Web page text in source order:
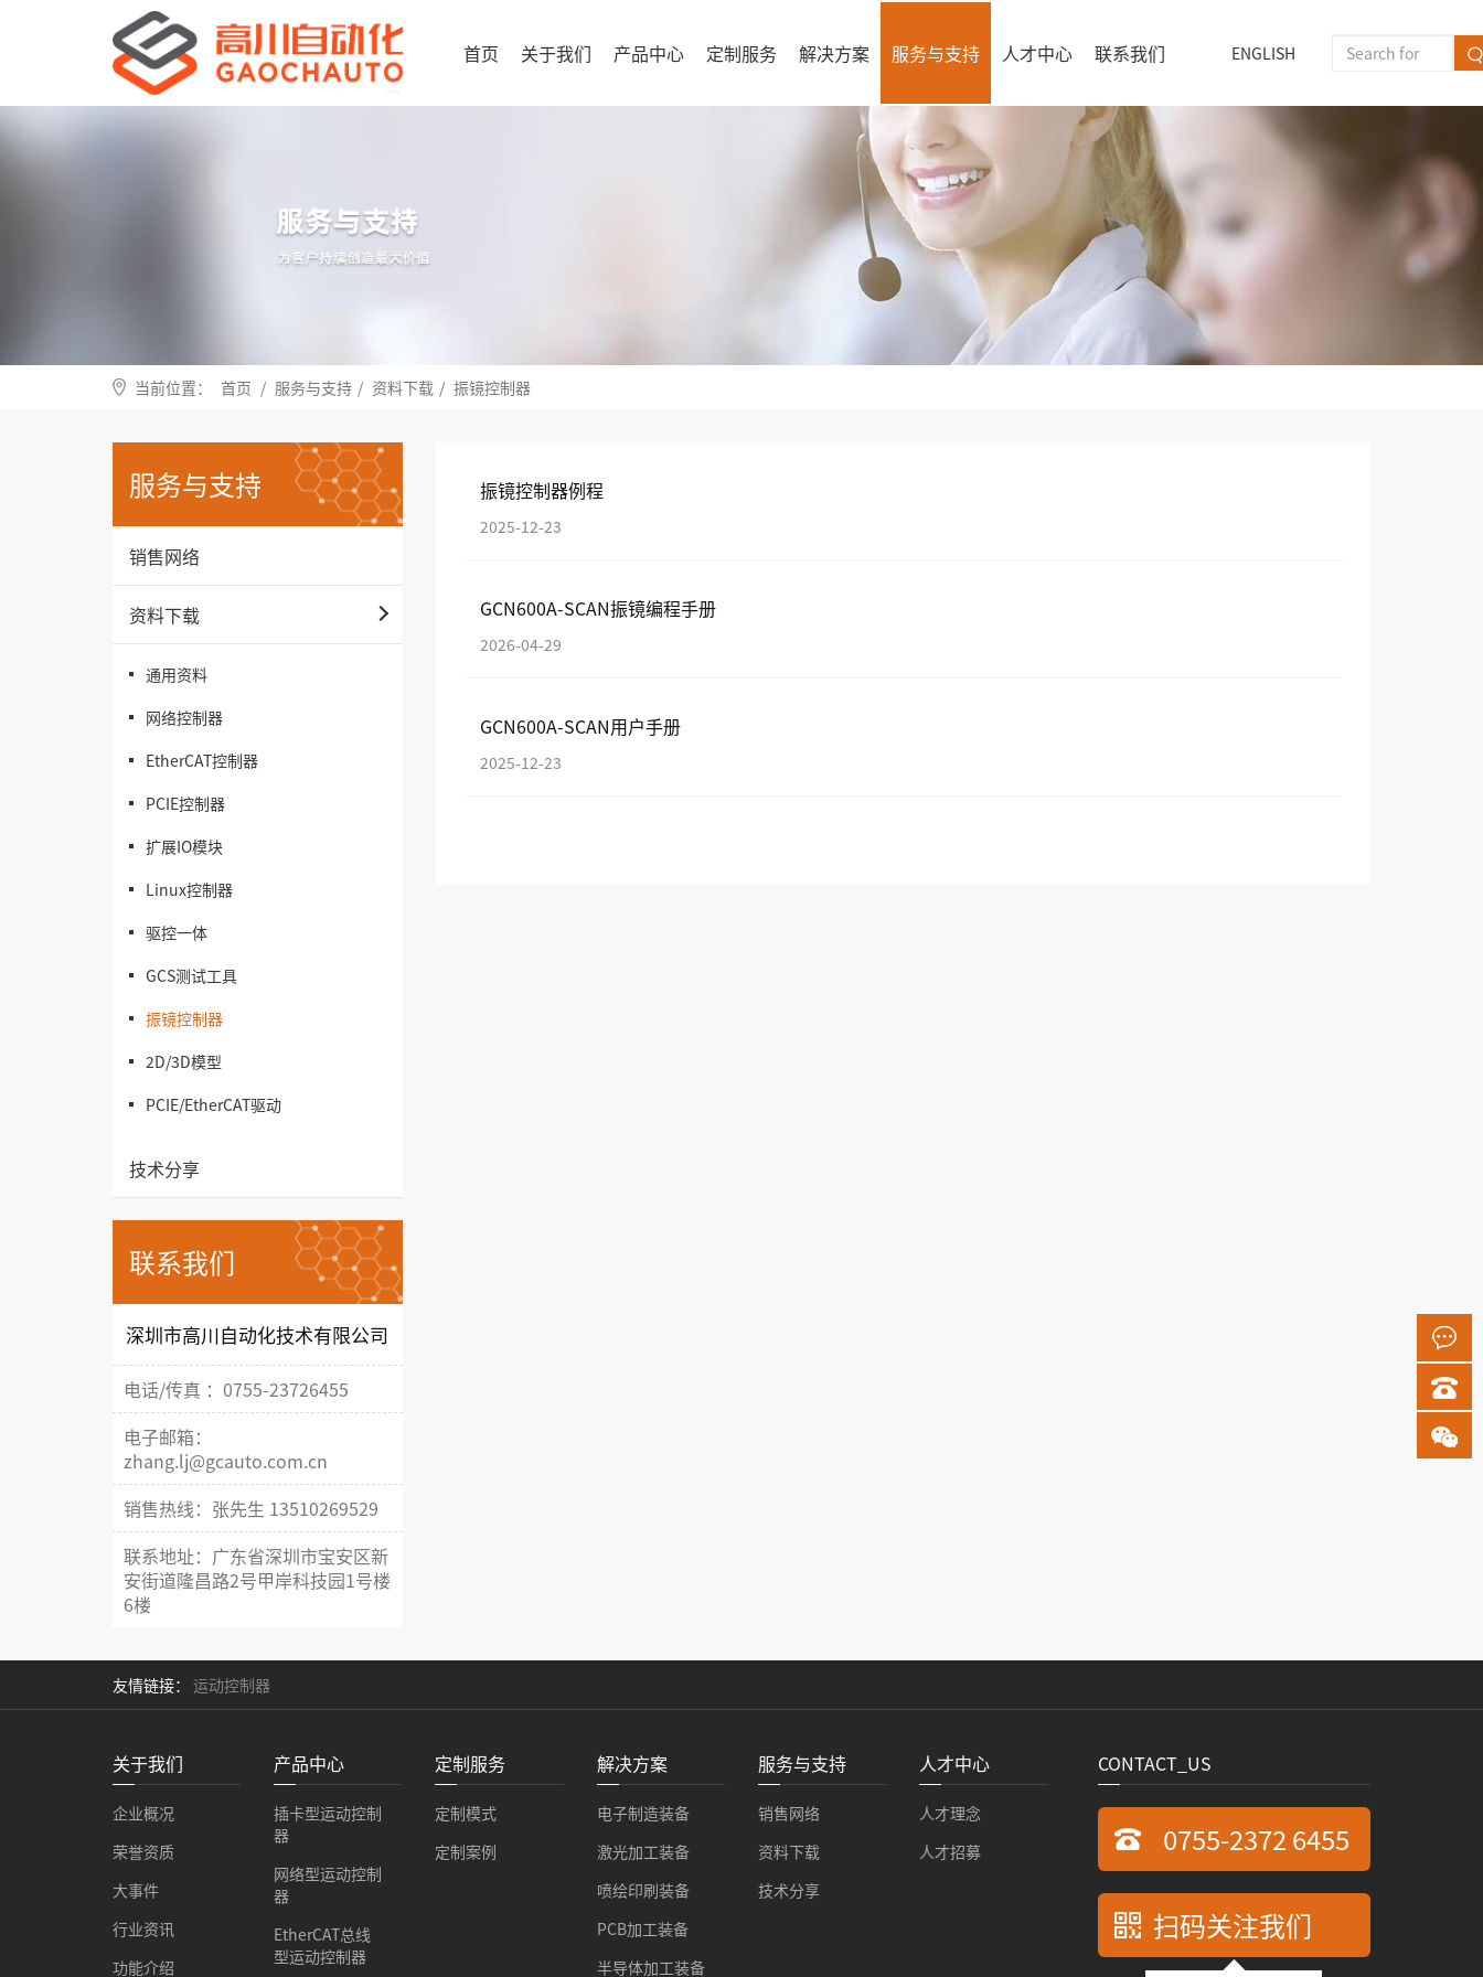
首页 关于我们 产品中心 定制服务 解决方案 服务与支持 人才中心 联系我们 ENGLISH
当前位置： 首页 / 服务与支持 / 资料下载 / 振镜控制器
服务与支持
销售网络
资料下载
通用资料
网络控制器
EtherCAT控制器
PCIE控制器
扩展IO模块
Linux控制器
驱控一体
GCS测试工具
振镜控制器
2D/3D模型
PCIE/EtherCAT驱动
技术分享
联系我们
深圳市高川自动化技术有限公司
电话/传真 ：0755-23726455
电子邮箱：
zhang.lj@gcauto.com.cn
销售热线：张先生 13510269529
联系地址：广东省深圳市宝安区新
安街道隆昌路2号甲岸科技园1号楼
6楼
振镜控制器例程
2025-12-23
GCN600A-SCAN振镜编程手册
2026-04-29
GCN600A-SCAN用户手册
2025-12-23
友情链接： 运动控制器
关于我们
企业概况
荣誉资质
大事件
行业资讯
功能介绍
产品中心
插卡型运动控制
器
网络型运动控制
器
EtherCAT总线
型运动控制器
定制服务
定制模式
定制案例
解决方案
电子制造装备
激光加工装备
喷绘印刷装备
PCB加工装备
半导体加工装备
服务与支持
销售网络
资料下载
技术分享
人才中心
人才理念
人才招募
CONTACT_US
0755-2372 6455
扫码关注我们